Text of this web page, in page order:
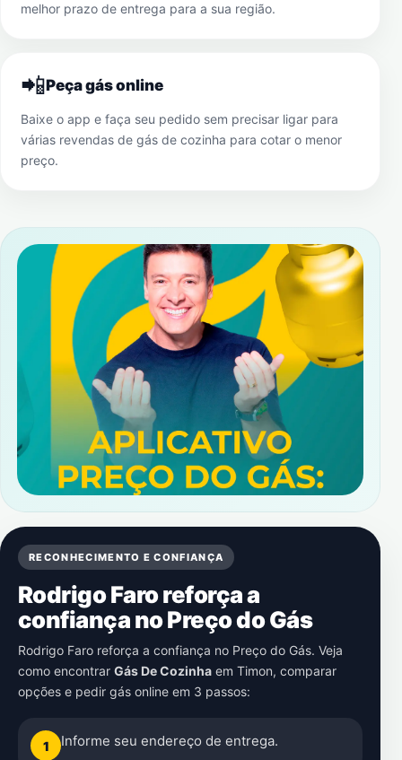
melhor prazo de entrega para a sua região.
📲Peça gás online
Baixe o app e faça seu pedido sem precisar ligar para
várias revendas de gás de cozinha para cotar o menor
preço.
RECONHECIMENTO E CONFIANÇA
Rodrigo Faro reforça a
confiança no Preço do Gás
Rodrigo Faro reforça a confiança no Preço do Gás. Veja
como encontrar Gás De Cozinha em Timon, comparar
opções e pedir gás online em 3 passos:
1 Informe seu endereço de entrega.